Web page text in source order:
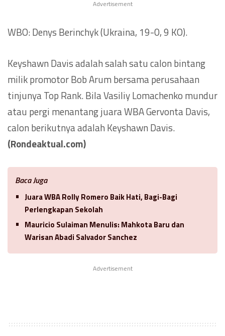
Advertisement
WBO: Denys Berinchyk (Ukraina, 19-0, 9 KO).
Keyshawn Davis adalah salah satu calon bintang
milik promotor Bob Arum bersama perusahaan
tinjunya Top Rank. Bila Vasiliy Lomachenko mundur
atau pergi menantang juara WBA Gervonta Davis,
calon berikutnya adalah Keyshawn Davis.
(Rondeaktual.com)
Baca Juga
Juara WBA Rolly Romero Baik Hati, Bagi-Bagi
Perlengkapan Sekolah
Mauricio Sulaiman Menulis: Mahkota Baru dan
Warisan Abadi Salvador Sanchez
Advertisement